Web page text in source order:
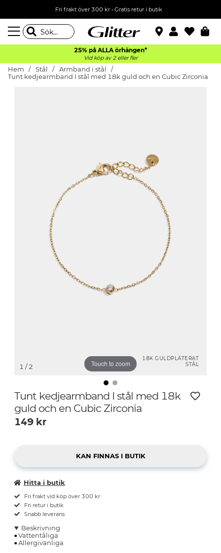
Fri frakt över 300 kr• Gratis retur i butik
25% på ALLA örhängen*
Vid köp av 2 eller fler
Hem Stål
Armband i stål
Tunt kedjearmband I stål med 18k guld och en Cubic Zirconia
18K GULDPLÄTERAT
STÅL
Touch to zoom
1 / 2
Tunt kedjearmband I stål med 18k
guld och en Cubic Zirconia
149 kr
Hitta i butik
Fri frakt vid köp över 300 kr
Fri retur i butik
Snabb leverans
Beskrivning
Vattentåliga
Allergivänliga